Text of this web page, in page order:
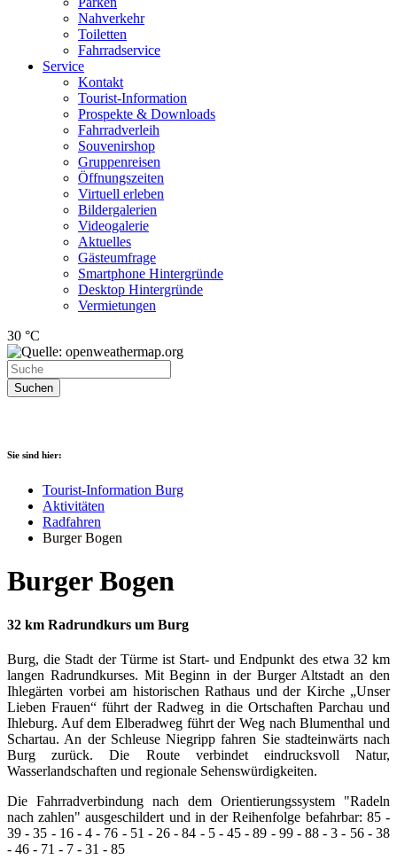
Nahverkehr
Toiletten
Fahrradservice
Service
Kontakt
Tourist-Information
Prospekte & Downloads
Fahrradverleih
Souvenirshop
Gruppenreisen
Öffnungszeiten
Virtuell erleben
Bildergalerien
Videogalerie
Aktuelles
Gästeumfrage
Smartphone Hintergründe
Desktop Hintergründe
Vermietungen
30 °C
Suchen
Sie sind hier:
Tourist-Information Burg
Aktivitäten
Radfahren
Burger Bogen
Burger Bogen
32 km Radrundkurs um Burg
Burg, die Stadt der Türme ist Start- und Endpunkt des etwa 32 km
langen Radrundkurses. Mit Beginn in der Burger Altstadt an den
Ihlegärten vorbei am historischen Rathaus und der Kirche „Unser
Lieben Frauen“ führt der Radweg in die Ortschaften Parchau und
Ihleburg. Auf dem Elberadweg führt der Weg nach Blumenthal und
Schartau. An der Schleuse Niegripp fahren Sie stadteinwärts nach
Burg zurück. Die Route verbindet eindrucksvoll Natur,
Wasserlandschaften und regionale Sehenswürdigkeiten.
Die Fahrradverbindung nach dem Orientierungssystem "Radeln
nach zahlen" ausgeschildert und in der Reihenfolge befahrbar: 85 -
39 - 35 - 16 - 4 - 76 - 51 - 26 - 84 - 5 - 45 - 89 - 99 - 88 - 3 - 56 - 38
- 46 - 71 - 7 - 31 - 85